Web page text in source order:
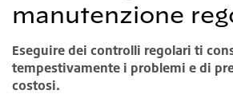
manutenzione
Eseguire dei controlli regolari ti
tempestivamente i problemi e di
costosi.